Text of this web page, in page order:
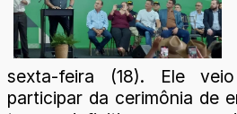
sexta-feira (18). Ele
participar da cerimônia de